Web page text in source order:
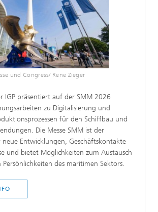
und Congress/ Rene Zieger
IGP präsentiert auf der SMM 2026
zu Digitalisierung und
für den Schiffbau und
Die Messe SMM ist der
Entwicklungen, Geschäftskontakte
und bietet Möglichkeiten zum Austausch
des maritimen Sektors.